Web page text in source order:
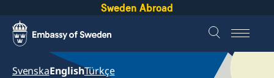
Sweden Abroad
SvenskaEnglishTürkçe